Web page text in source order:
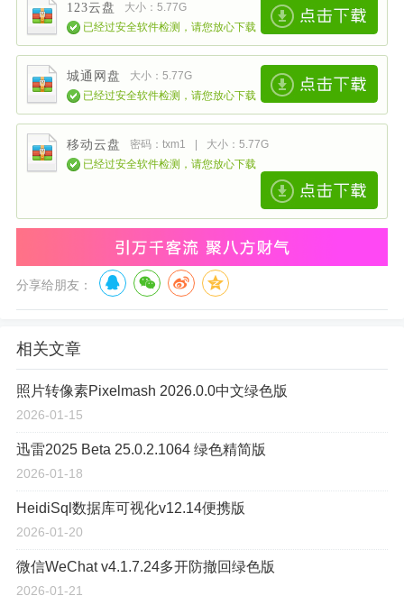
123云盘
大小：5.77G
已经过安全软件检测，请您放心下载
城通网盘
大小：5.77G
已经过安全软件检测，请您放心下载
移动云盘 密码：txm1
大小：5.77G
已经过安全软件检测，请您放心下载
分享给朋友：
相关文章
照片转像素Pixelmash 2026.0.0中文绿色版
2026-01-15
迅雷2025 Beta 25.0.2.1064 绿色精简版
2026-01-18
HeidiSql数据库可视化v12.14便携版
2026-01-20
微信WeChat v4.1.7.24多开防撤回绿色版
2026-01-21